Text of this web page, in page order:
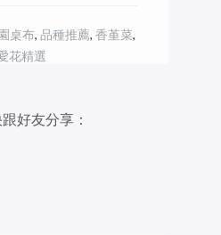
桌布, 品種推薦, 香堇菜,
花精選
好友分享：